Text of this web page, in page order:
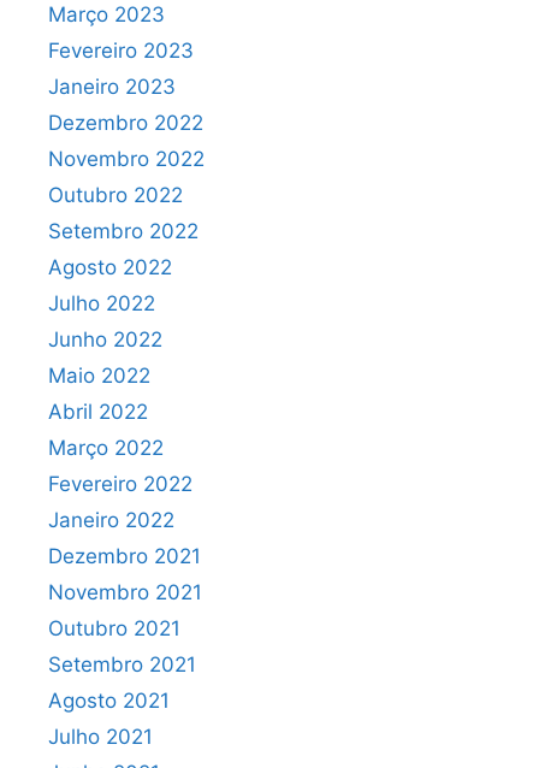
Março 2023
Fevereiro 2023
Janeiro 2023
Dezembro 2022
Novembro 2022
Outubro 2022
Setembro 2022
Agosto 2022
Julho 2022
Junho 2022
Maio 2022
Abril 2022
Março 2022
Fevereiro 2022
Janeiro 2022
Dezembro 2021
Novembro 2021
Outubro 2021
Setembro 2021
Agosto 2021
Julho 2021